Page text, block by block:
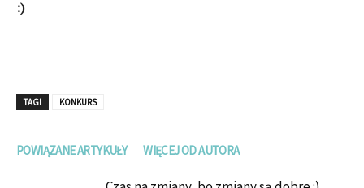
:)
TAGI KONKURS
POWIĄZANE ARTYKUŁY WIĘCEJ OD AUTORA